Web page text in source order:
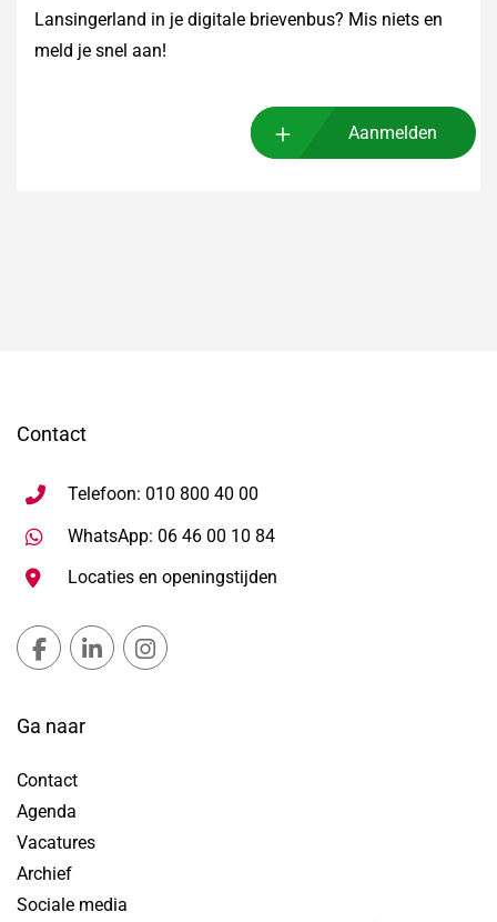
Lansingerland in je digitale brievenbus? Mis niets en
meld je snel aan!
Aanmelden
Contact
Telefoon: 010 800 40 00
WhatsApp: 06 46 00 10 84Stuur WhatsApp bericht,
Locaties en openingstijden
Gemeente Lansingerland Facebook, opent in nieuw
Gemeente Lansingerland LinkedIn, opent in
Ga naar
Contact
Agenda
Vacatures
Archief
Sociale media